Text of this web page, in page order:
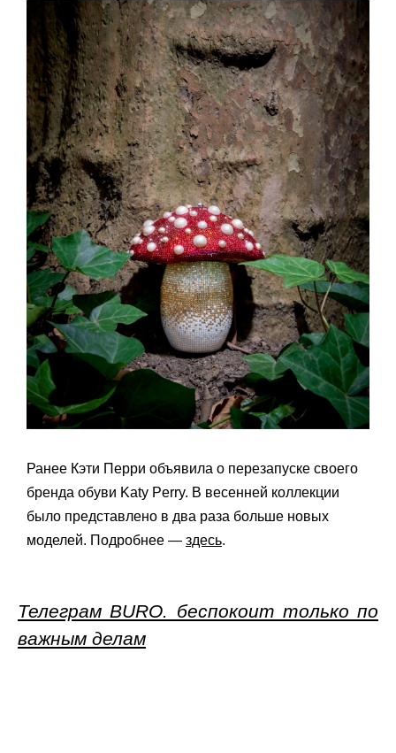
Ранее Кэти Перри объявила о перезапуске своего
бренда обуви Katy Perry. В весенней коллекции
было представлено в два раза больше новых
моделей. Подробнее — здесь.
Телеграм BURO. беспокоит только по
важным делам